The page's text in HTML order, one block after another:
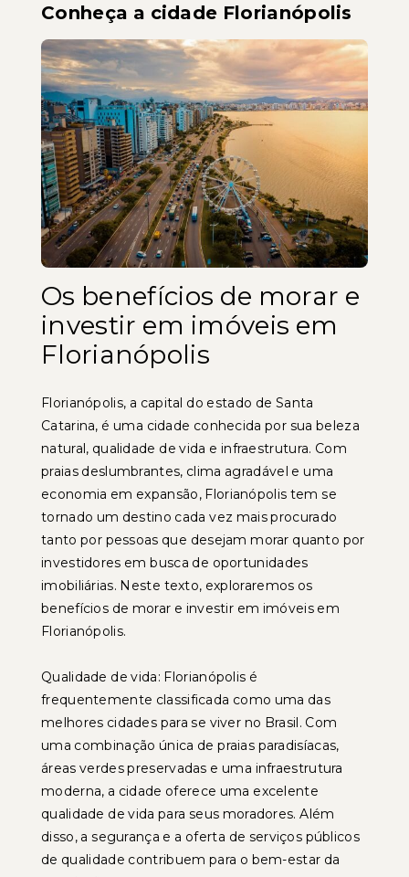
Conheça a cidade Florianópolis
Os benefícios de morar e
investir em imóveis em
Florianópolis
Florianópolis, a capital do estado de Santa
Catarina, é uma cidade conhecida por sua beleza
natural, qualidade de vida e infraestrutura. Com
praias deslumbrantes, clima agradável e uma
economia em expansão, Florianópolis tem se
tornado um destino cada vez mais procurado
tanto por pessoas que desejam morar quanto por
investidores em busca de oportunidades
imobiliárias. Neste texto, exploraremos os
benefícios de morar e investir em imóveis em
Florianópolis.
Qualidade de vida: Florianópolis é
frequentemente classificada como uma das
melhores cidades para se viver no Brasil. Com
uma combinação única de praias paradisíacas,
áreas verdes preservadas e uma infraestrutura
moderna, a cidade oferece uma excelente
qualidade de vida para seus moradores. Além
disso, a segurança e a oferta de serviços públicos
de qualidade contribuem para o bem-estar da